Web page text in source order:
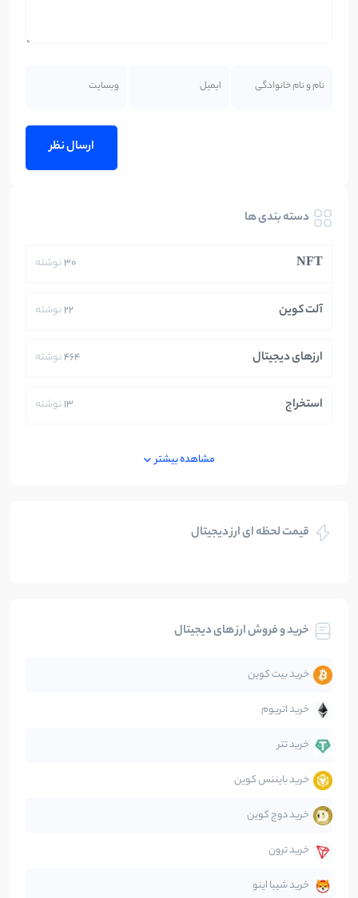
دسته بندی ها
NFT
30نوشته
آلت کوین 22نوشته
ارزهای دیجیتال 464نوشته
استخراج 13نوشته
بلاکچین
تحلیل
جهان
دیفای
صرافی‌ها
قانون‌گذاری
متاورس
مشاهده بیشتر
قیمت لحظه ای ارز دیجیتال
خرید و فروش ارز های دیجیتال
خرید بیت کوین
خرید اتریوم
خرید تتر
خرید بایننس کوین
خرید دوج کوین
خرید ترون
خرید شیبا اینو